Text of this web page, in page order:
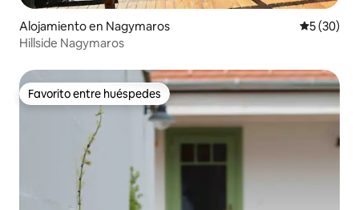
Alojamiento en Nagymaros
5 (30)
Hillside Nagymaros
Favorito entre huéspedes
Favorito entre huéspedes